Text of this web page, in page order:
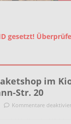
gesetzt!
im
Str. 20
Kommentare